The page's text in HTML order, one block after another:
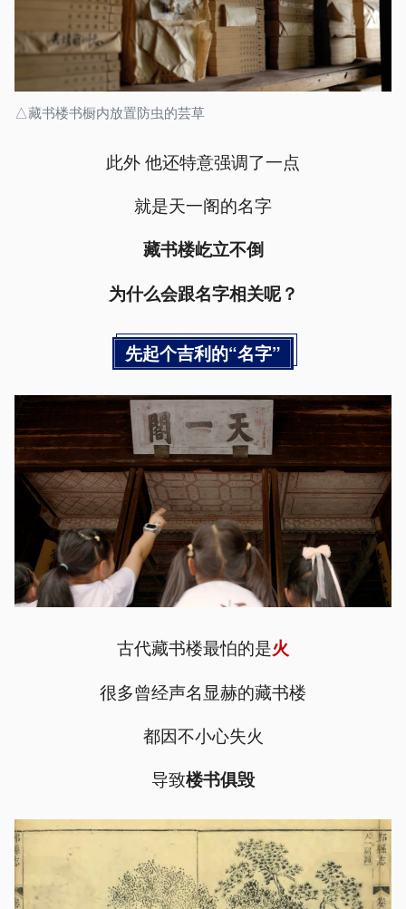
△藏书楼书橱内放置防虫的芸草
此外 他还特意强调了一点
就是天一阁的名字
藏书楼屹立不倒
为什么会跟名字相关呢？
先起个吉利的“名字”
古代藏书楼最怕的是火
很多曾经声名显赫的藏书楼
都因不小心失火
导致楼书俱毁